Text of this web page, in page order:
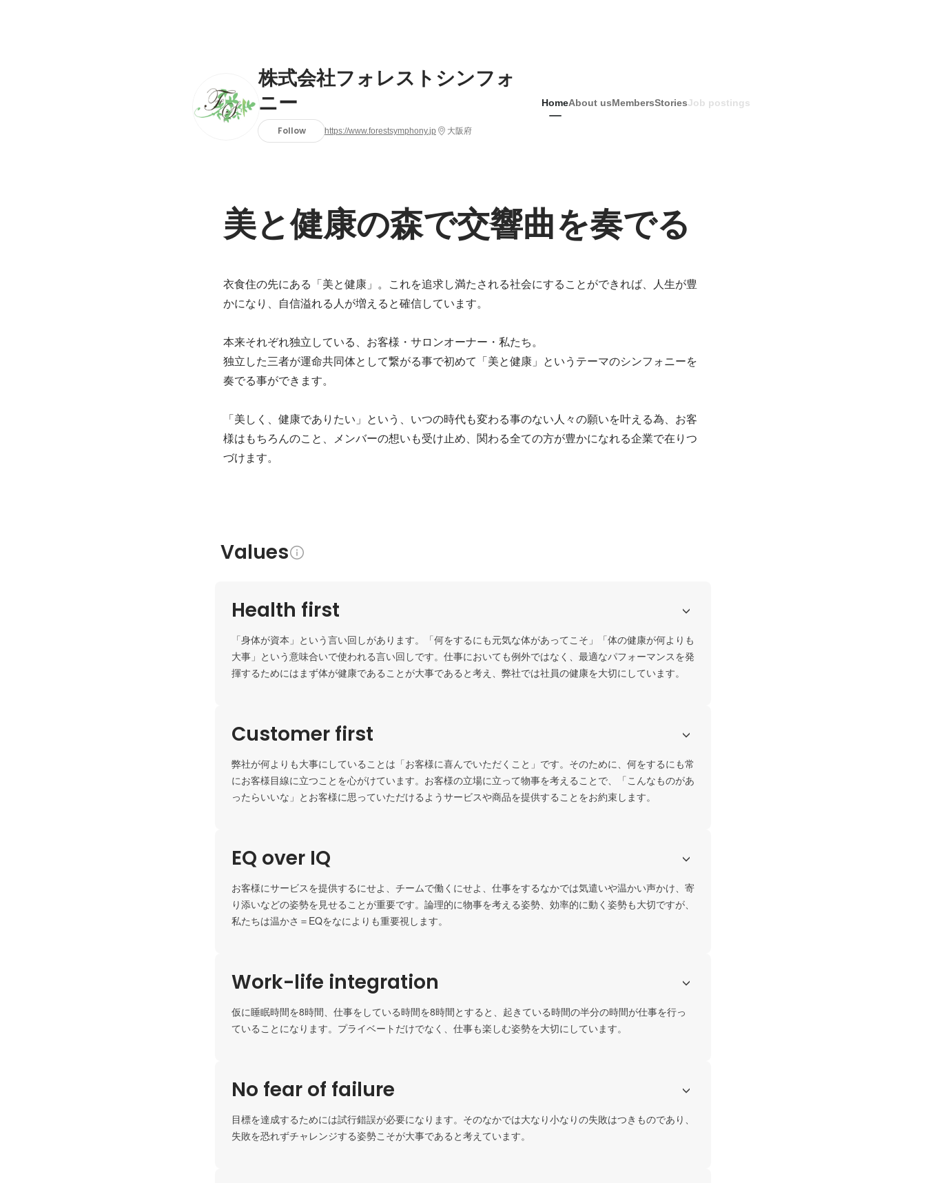
株式会社フォレストシンフォ
ニー
Follow https://www.forestsymphony.jp 大阪府
HomeAbout usMembersStoriesJob postings
美と健康の森で交響曲を奏でる
衣食住の先にある「美と健康」。これを追求し満たされる社会にすることができれば、人生が豊
かになり、自信溢れる人が増えると確信しています。
本来それぞれ独立している、お客様・サロンオーナー・私たち。
独立した三者が運命共同体として繋がる事で初めて「美と健康」というテーマのシンフォニーを
奏でる事ができます。
「美しく、健康でありたい」という、いつの時代も変わる事のない人々の願いを叶える為、お客
様はもちろんのこと、メンバーの想いも受け止め、関わる全ての方が豊かになれる企業で在りつ
Values
Health first
「身体が資本」という言い回しがあります。「何をするにも元気な体があってこそ」「体の健康が何よりも
大事」という意味合いで使われる言い回しです。仕事においても例外ではなく、最適なパフォーマンスを発
揮するためにはまず体が健康であることが大事であると考え、弊社では社員の健康を大切にしています。
Customer first
弊社が何よりも大事にしていることは「お客様に喜んでいただくこと」です。そのために、何をするにも常
にお客様目線に立つことを心がけています。お客様の立場に立って物事を考えることで、「こんなものがあ
ったらいいな」とお客様に思っていただけるようサービスや商品を提供することをお約束します。
EQ over IQ
お客様にサービスを提供するにせよ、チームで働くにせよ、仕事をするなかでは気遣いや温かい声かけ、寄
り添いなどの姿勢を見せることが重要です。論理的に物事を考える姿勢、効率的に動く姿勢も大切ですが、
私たちは温かさ＝EQをなによりも重要視します。
Work-life integration
仮に睡眠時間を8時間、仕事をしている時間を8時間とすると、起きている時間の半分の時間が仕事を行っ
ていることになります。プライベートだけでなく、仕事も楽しむ姿勢を大切にしています。
No fear of failure
目標を達成するためには試行錯誤が必要になります。そのなかでは大なり小なりの失敗はつきものであり、
失敗を恐れずチャレンジする姿勢こそが大事であると考えています。